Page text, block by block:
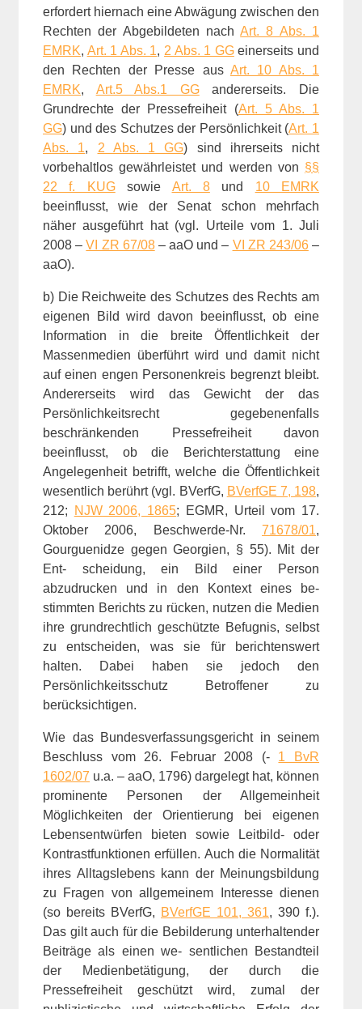
erfordert hiernach eine Abwägung zwischen den
Rechten der Abgebildeten nachArt. 8 Abs. 1
EMRK, Art. 1 Abs. 1, 2 Abs. 1 GGeinerseits und
den Rechten der Presse aus Art. 10 Abs. 1
EMRK, Art.5 Abs.1 GGandererseits. Die
Grundrechte der Pressefreiheit (Art. 5 Abs. 1
GG) und des Schutzes der Persönlichkeit (Art. 1
Abs. 1, 2 Abs. 1 GG) sind ihrerseits nicht
vorbehaltlos gewährleistet und werden von §§
22 f. KUGsowie Art. 8und 10 EMRK
beeinflusst, wie der Senat schon mehrfach
näher ausgeführt hat (vgl. Urteile vom 1. Juli
2008 –VI ZR 67/08– aaO und – VI ZR 243/06–
aaO).
b) Die Reichweite des Schutzes des Rechts am
eigenen Bild wird davon beeinflusst, ob eine
Information in die breite Öffentlichkeit der
Massenmedien überführt wird und damit nicht
auf einen engen Personenkreis begrenzt bleibt.
Andererseits wird das Gewicht der das
Persönlichkeitsrecht gegebenenfalls
beschränkenden Pressefreiheit davon
beeinflusst, ob die Berichterstattung eine
Angelegenheit betrifft, welche die Öffentlichkeit
wesentlich berührt (vgl. BVerfG, BVerfGE 7, 198,
212;
NJW 2006, 1865; EGMR, Urteil vom 17.
Oktober 2006, Beschwerde-Nr. 71678/01,
Gourguenidze gegen Georgien, § 55). Mit der
Ent- scheidung, ein Bild einer Person
abzudrucken und in den Kontext eines be-
stimmten Berichts zu rücken, nutzen die Medien
ihre grundrechtlich geschützte Befugnis, selbst
zu entscheiden, was sie für berichtenswert
halten. Dabei haben sie jedoch den
Persönlichkeitsschutz Betroffener zu
berücksichtigen.
Wie das Bundesverfassungsgericht in seinem
Beschluss vom 26. Februar 2008 (- 1 BvR
1602/07 u.a. – aaO, 1796) dargelegt hat, können
prominente Personen der Allgemeinheit
Möglichkeiten der Orientierung bei eigenen
Lebensentwürfen bieten sowie Leitbild- oder
Kontrastfunktionen erfüllen. Auch die Normalität
ihres Alltagslebens kann der Meinungsbildung
zu Fragen von allgemeinem Interesse dienen
(so bereits BVerfG, BVerfGE 101, 361, 390 f.).
Das gilt auch für die Bebilderung unterhaltender
Beiträge als einen we- sentlichen Bestandteil
der Medienbetätigung, der durch die
Pressefreiheit geschützt wird, zumal der